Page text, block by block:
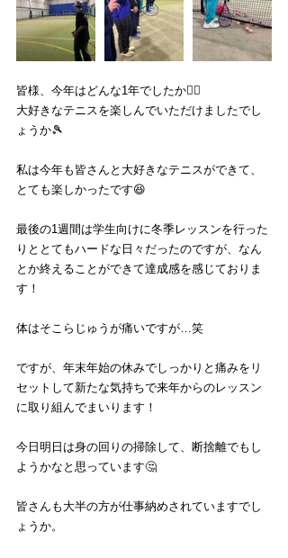
皆様、今年はどんな1年でしたか💁‍♂️
大好きなテニスを楽しんでいただけましたでし
ょうか🎾
私は今年も皆さんと大好きなテニスができて、
とても楽しかったです😆
最後の1週間は学生向けに冬季レッスンを行った
りととてもハードな日々だったのですが、なん
とか終えることができて達成感を感じておりま
す！
体はそこらじゅうが痛いですが…笑
ですが、年末年始の休みでしっかりと痛みをリ
セットして新たな気持ちで来年からのレッスン
に取り組んでまいります！
今日明日は身の回りの掃除して、断捨離でもし
ようかなと思っています🤔
皆さんも大半の方が仕事納めされていますでし
ょうか。